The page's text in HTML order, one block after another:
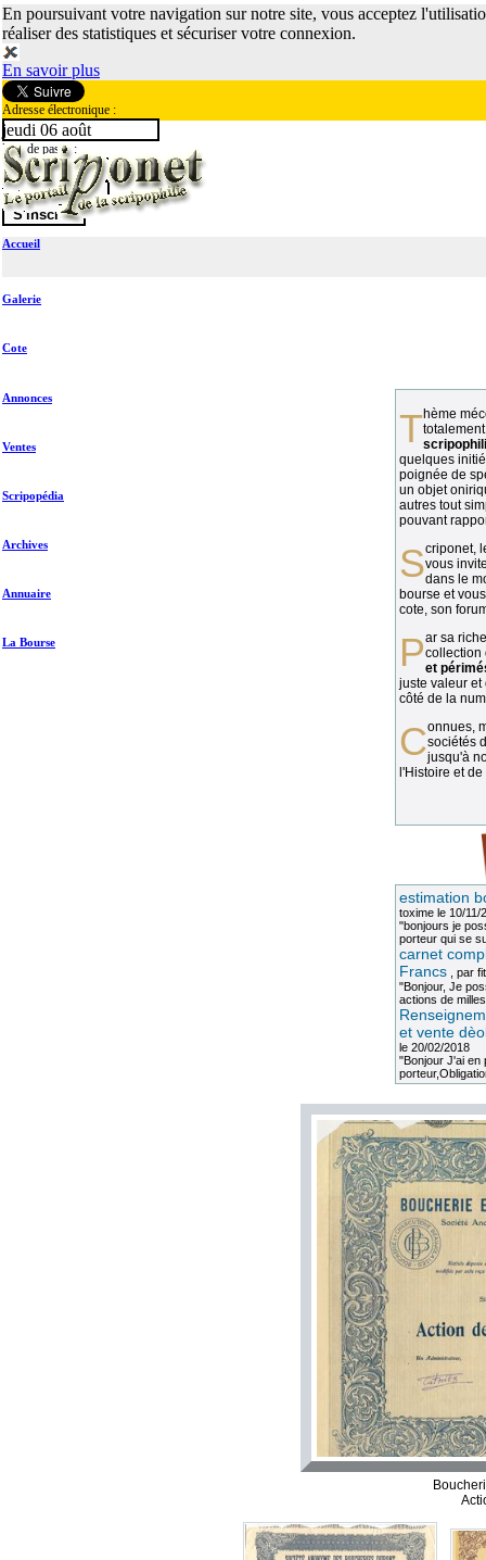
En poursuivant votre navigation sur notre site, vous acceptez
réaliser des statistiques et sécuriser votre connexion.
En savoir plus
Adresse électronique :
Mot de passe :
jeudi 06 août
Accueil
Galerie
Cote
Annonces
Ventes
Scripopédia
Archives
Annuaire
La Bourse
Thème méconnu des collectionneurs et
quelques
poignée de
un objet
autres tout
pouvant
vous
dans le
bourse et
cote, son
Par sa richesse et sa diversité, lacollection
et
juste valeur et
côté de la
Connues, méconnues, ou inconnues, lessociétés
jusqu'à
l'Histoire et
estimation
toximele 10/11/
"bonjours je
porteur qui se
carnet
Francs, par
"Bonjour, Je
actions de
et vente
le 20/02/2018
"Bonjour J'ai en